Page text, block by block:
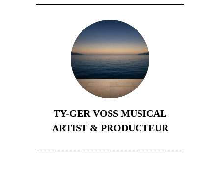
TY-GER VOSS MUSICAL
ARTIST & PRODUCTEUR